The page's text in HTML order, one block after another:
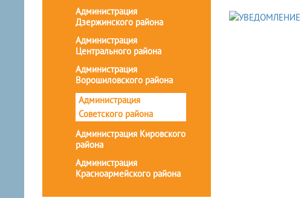
Администрация
Дзержинского района
Администрация
Центрального района
Администрация
Ворошиловского района
Администрация
Советского района
Администрация Кировского
района
Администрация
Красноармейского района